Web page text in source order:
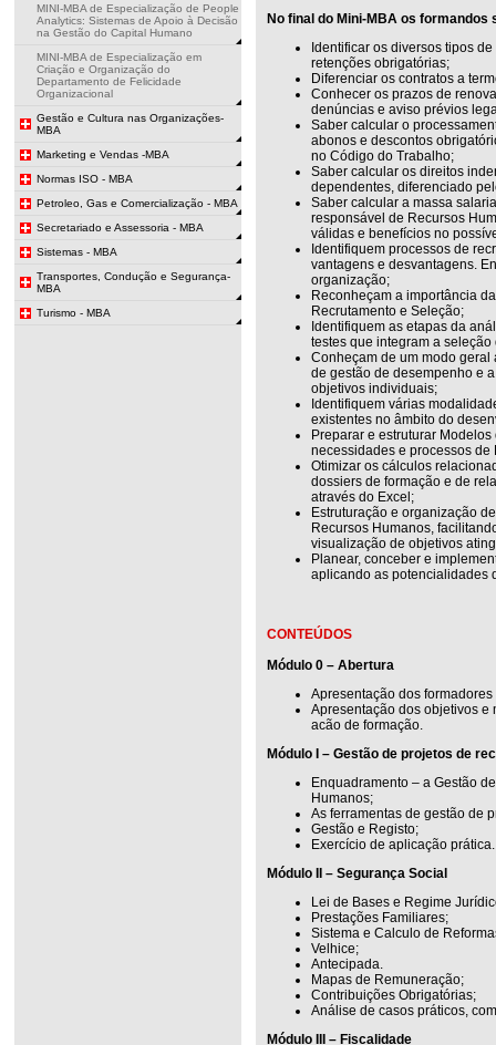
MINI-MBA de Especialização de People
Analytics: Sistemas de Apoio à Decisão
na Gestão do Capital Humano
MINI-MBA de Especialização em
Criação e Organização do
Departamento de Felicidade
Organizacional
Gestão e Cultura nas Organizações-
MBA
Marketing e Vendas -MBA
Normas ISO - MBA
Petroleo, Gas e Comercialização - MBA
Secretariado e Assessoria - MBA
Sistemas - MBA
Transportes, Condução e Segurança-
MBA
Turismo - MBA
No final do Mini-MBA os formandos
Identificar os diversos tipos
retenções obrigatórias;
Diferenciar os contratos a
Conhecer os prazos de
denúncias e aviso prévios
Saber calcular o
abonos e descontos
no Código do Trabalho;
Saber calcular os direitos
dependentes, diferenciado
Saber calcular a massa
responsável de Recursos
válidas e benefícios no
Identifiquem processos de
vantagens e desvantagens.
organização;
Reconheçam a importância
Recrutamento e Seleção;
Identifiquem as etapas da
testes que integram a
Conheçam de um modo geral
de gestão de desempenho e
objetivos individuais;
Identifiquem várias
existentes no âmbito do
Preparar e estruturar
necessidades e processos de
Otimizar os cálculos
dossiers de formação e de
através do Excel;
Estruturação e organização
Recursos Humanos,
visualização de objetivos
Planear, conceber e
aplicando as potencialidades
CONTEÚDOS
Módulo 0 – Abertura
Apresentação dos
Apresentação dos objetivos
acão de formação.
Módulo I – Gestão de projetos de
Enquadramento – a Gestão
Humanos;
As ferramentas de gestão de
Gestão e Registo;
Exercício de aplicação prática.
Módulo II – Segurança Social
Lei de Bases e Regime
Prestações Familiares;
Sistema e Calculo de
Velhice;
Antecipada.
Mapas de Remuneração;
Contribuições Obrigatórias;
Análise de casos práticos,
Módulo III – Fiscalidade